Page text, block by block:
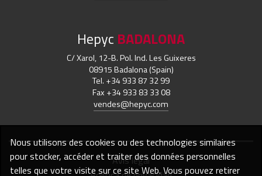
Hepyc BADALONA
C/ Xarol, 12-B. Pol. Ind. Les Guixeres
08915 Badalona (Spain)
Tel. +34 933 87 32 99
Fax +34 933 83 33 08
vendes@hepyc.com
Avis légal
Nous utilisons des cookies ou des technologies similaires
pour stocker, accéder et traiter des données personnelles
telles que votre visite sur ce site Web. Vous pouvez retirer